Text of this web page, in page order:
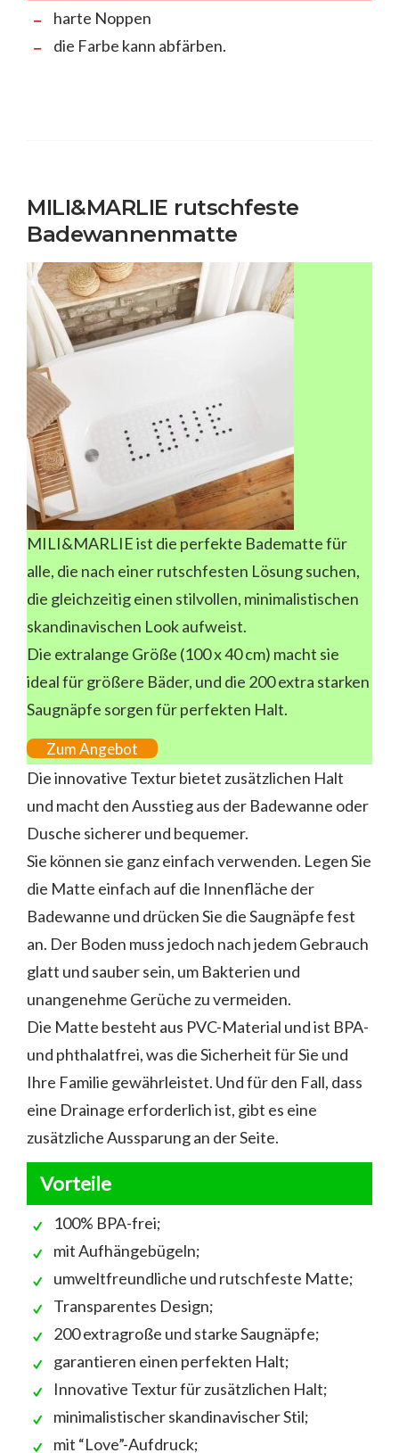
harte Noppen
die Farbe kann abfärben.
MILI&MARLIE rutschfeste
Badewannenmatte
MILI&MARLIE ist die perfekte Badematte für
alle, die nach einer rutschfesten Lösung suchen,
die gleichzeitig einen stilvollen, minimalistischen
skandinavischen Look aufweist.
Die extralange Größe (100 x 40 cm) macht sie
ideal für größere Bäder, und die 200 extra starken
Saugnäpfe sorgen für perfekten Halt.
Zum Angebot
Die innovative Textur bietet zusätzlichen Halt
und macht den Ausstieg aus der Badewanne oder
Dusche sicherer und bequemer.
Sie können sie ganz einfach verwenden. Legen Sie
die Matte einfach auf die Innenfläche der
Badewanne und drücken Sie die Saugnäpfe fest
an. Der Boden muss jedoch nach jedem Gebrauch
glatt und sauber sein, um Bakterien und
unangenehme Gerüche zu vermeiden.
Die Matte besteht aus PVC-Material und ist BPA-
und phthalatfrei, was die Sicherheit für Sie und
Ihre Familie gewährleistet. Und für den Fall, dass
eine Drainage erforderlich ist, gibt es eine
zusätzliche Aussparung an der Seite.
Vorteile
100% BPA-frei;
mit Aufhängebügeln;
umweltfreundliche und rutschfeste Matte;
Transparentes Design;
200 extragroße und starke Saugnäpfe;
garantieren einen perfekten Halt;
Innovative Textur für zusätzlichen Halt;
minimalistischer skandinavischer Stil;
mit “Love”-Aufdruck;